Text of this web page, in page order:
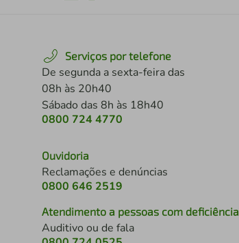
Serviços por telefone
De segunda a sexta-feira das
08h às 20h40
Sábado das 8h às 18h40
0800 724 4770
Ouvidoria
Reclamações e denúncias
0800 646 2519
Atendimento a pessoas com deficiência
Auditivo ou de fala